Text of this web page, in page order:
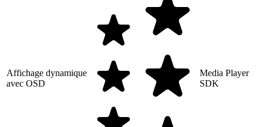
Affichage dynamique
avec OSD
Media Player
SDK